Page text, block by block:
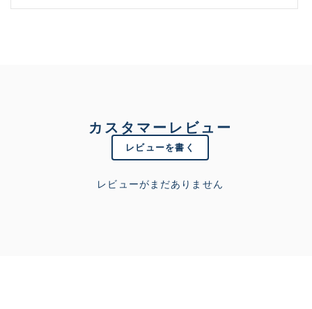
カスタマーレビュー
レビューを書く
レビューがまだありません